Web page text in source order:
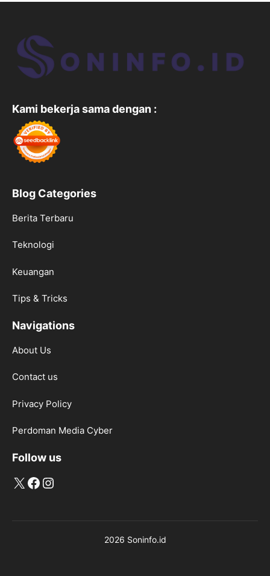
Kami bekerja sama dengan :
Blog Categories
Berita Terbaru
Teknologi
Keuangan
Tips & Tricks
Navigations
About Us
Contact us
Privacy Policy
Perdoman Media Cyber
Follow us
X Facebook
Instagram
2026 Soninfo.id